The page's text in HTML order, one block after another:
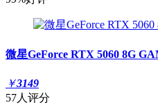
微星GeForce RTX 5060 8G
￥3149
57人评分